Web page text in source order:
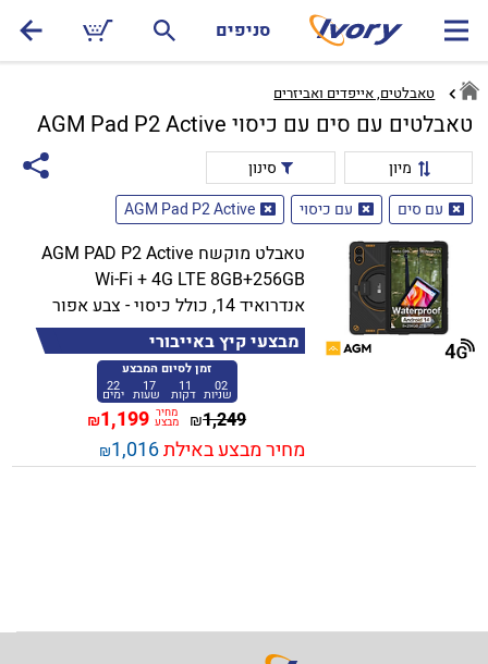
סניפים
טאבלטים, אייפדים ואביזרים
טאבלטים עם סים עם כיסוי AGM Pad P2 Active
מיון
סינון
עם סים
עם כיסוי AGM Pad P2 Active
טאבלט מוקשח AGM PAD P2 Active
Wi-Fi + 4G LTE 8GB+256GB
אנדרואיד 14, כולל כיסוי - צבע אפור
מבצעי קיץ באייבורי
זמן לסיום המבצע
02
שניות 11
דקות 17
שעות 22
ימים
1,249
₪ מחיר
מבצע 1,199
₪
מחיר מבצע באילת1,016
₪